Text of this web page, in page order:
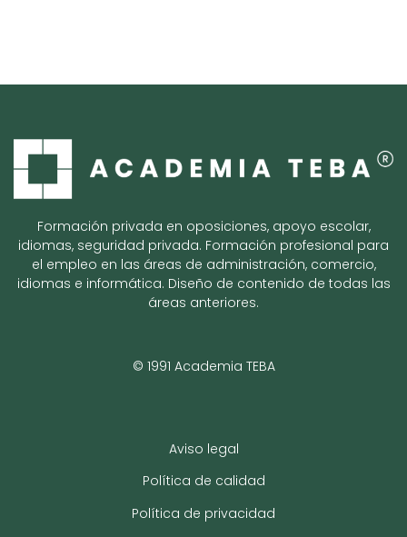
Formación privada en oposiciones, apoyo escolar,
idiomas, seguridad privada. Formación profesional para
el empleo en las áreas de administración, comercio,
idiomas e informática. Diseño de contenido de todas las
áreas anteriores.
© 1991 Academia TEBA
Aviso legal
Política de calidad
Política de privacidad